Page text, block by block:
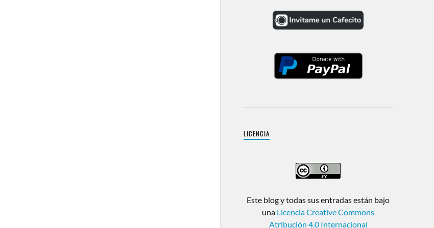
LICENCIA
Este blog y todas sus entradas están bajo
una Licencia Creative Commons
Atribución 4.0 Internacional